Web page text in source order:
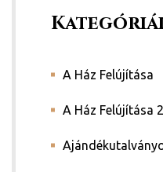
A Ház Felújítása
A Ház Felújítása 2